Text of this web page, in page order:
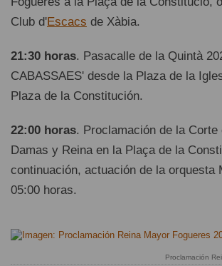
Club d'Escacs de Xàbia.
21:30 horas. Pasacalle de la Quintà
CABASSAES' desde la Plaza de la
Plaza de la Constitución.
22:00 horas. Proclamación de la Corte
Damas y Reina en la Plaça de la
continuación, actuación de la orquesta
05:00 horas.
Proclamación